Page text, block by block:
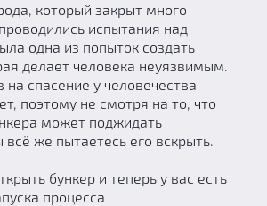
который закрыт много
испытания над
одна из попыток создать
делает человека неуязвимым.
на спасение у человечества
поэтому не смотря на то, что
может поджидать
всё же пытаетесь его вскрыть.
бункер и теперь у вас есть
процесса